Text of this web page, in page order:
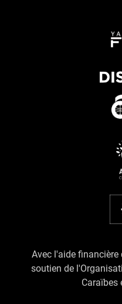
Avec l'aide financière
soutien de
Caraïbes